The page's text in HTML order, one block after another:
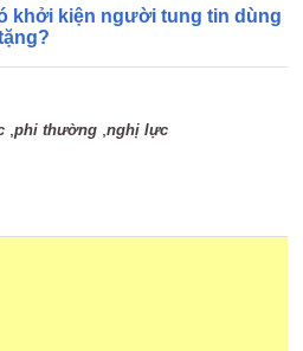
khởi kiện người tung tin dùng
,phi thường ,nghị lực